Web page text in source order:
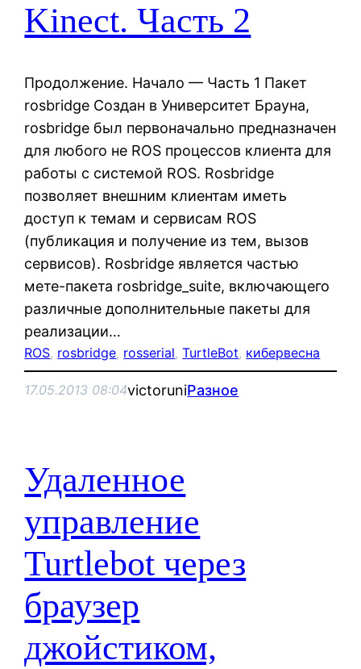
Kinect. Часть 2
Продолжение. Начало — Часть 1 Пакет
rosbridge Создан в Университет Брауна,
rosbridge был первоначально предназначен
для любого не ROS процессов клиента для
работы с системой ROS. Rosbridge
позволяет внешним клиентам иметь
доступ к темам и сервисам ROS
(публикация и получение из тем, вызов
сервисов). Rosbridge является частью
мете-пакета rosbridge_suite, включающего
различные дополнительные пакеты для
реализации…
ROS, rosbridge, rosserial, TurtleBot, кибервесна
17.05.2013 08:04victoruniРазное
Удаленное
управление
Turtlebot через
браузер
джойстиком,